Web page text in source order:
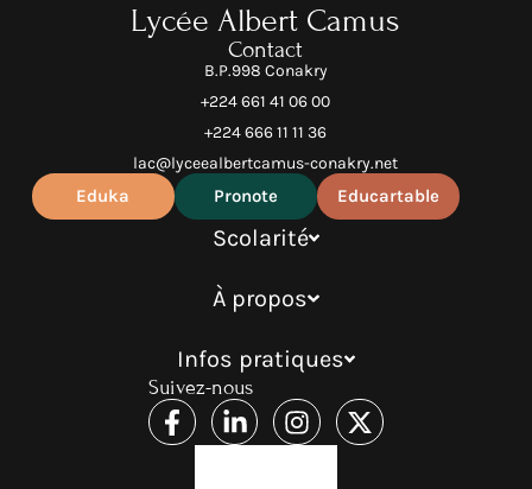
Lycée Albert Camus
Contact
B.P.998 Conakry
+224 661 41 06 00
+224 666 11 11 36
lac@lyceealbertcamus-conakry.net
Eduka Pronote Educartable
Scolarité
À propos
Infos pratiques
Suivez-nous